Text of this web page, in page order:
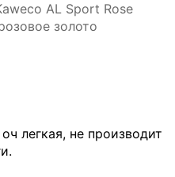
AL Sport Rose
золото
легкая, не производит